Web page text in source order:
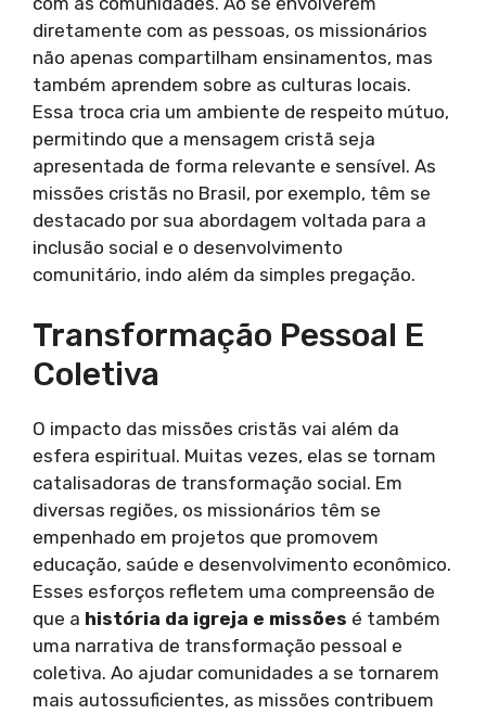
diretamente com as pessoas, os missionários
não apenas compartilham ensinamentos, mas
também aprendem sobre as culturas locais.
Essa troca cria um ambiente de respeito mútuo,
permitindo que a mensagem cristã seja
apresentada de forma relevante e sensível. As
missões cristãs no Brasil, por exemplo, têm se
destacado por sua abordagem voltada para a
inclusão social e o desenvolvimento
comunitário, indo além da simples pregação.
Transformação Pessoal E
Coletiva
O impacto das missões cristãs vai além da
esfera espiritual. Muitas vezes, elas se tornam
catalisadoras de transformação social. Em
diversas regiões, os missionários têm se
empenhado em projetos que promovem
educação, saúde e desenvolvimento econômico.
Esses esforços refletem uma compreensão de
que a história da igreja e missões é também
uma narrativa de transformação pessoal e
coletiva. Ao ajudar comunidades a se tornarem
mais autossuficientes, as missões contribuem